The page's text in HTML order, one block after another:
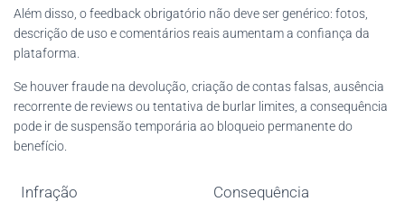
Além disso, o feedback obrigatório não deve ser genérico: fotos,
descrição de uso e comentários reais aumentam a confiança da
plataforma.
Se houver fraude na devolução, criação de contas falsas, ausência
recorrente de reviews ou tentativa de burlar limites, a consequência
pode ir de suspensão temporária ao bloqueio permanente do
benefício.
Infração Consequência